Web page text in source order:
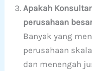
Apakah
perusahaan
Banyak yang
perusahaan
dan menengah